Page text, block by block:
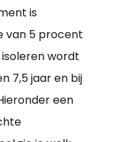
is
van 5 procent
wordt
7,5 jaar en bij
een